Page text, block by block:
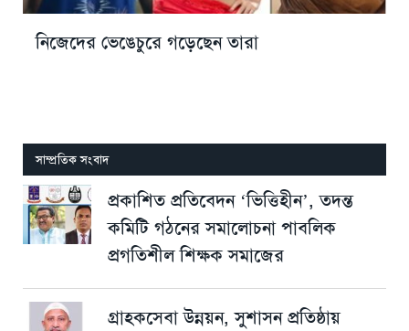
নিজেদের ভেঙেচুরে গড়েছেন তারা
সাম্প্রতিক সংবাদ
প্রকাশিত প্রতিবেদন ‘ভিত্তিহীন’, তদন্ত
কমিটি গঠনের সমালোচনা পাবলিক
প্রগতিশীল শিক্ষক সমাজের
গ্রাহকসেবা উন্নয়ন, সুশাসন প্রতিষ্ঠায়